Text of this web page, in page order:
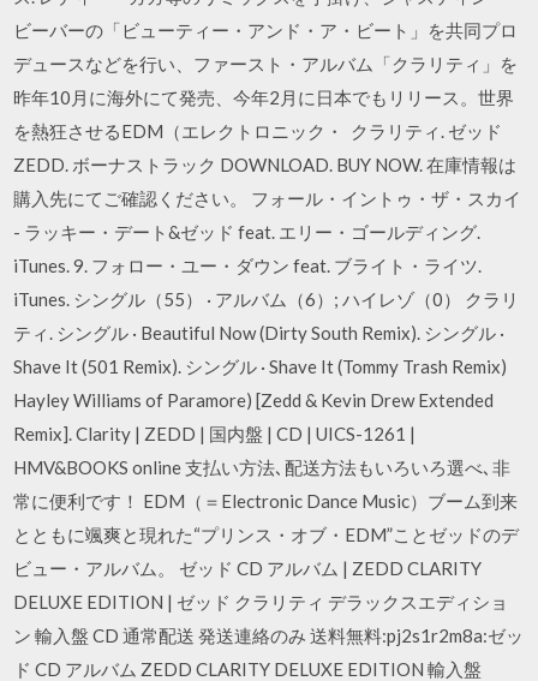
ビーバーの「ビューティー・アンド・ア・ビート」を共同プロ
デュースなどを行い、ファースト・アルバム「クラリティ」を
昨年10月に海外にて発売、今年2月に日本でもリリース。世界
を熱狂させるEDM（エレクトロニック・ クラリティ. ゼッド
ZEDD. ボーナストラック DOWNLOAD. BUY NOW. 在庫情報は
購入先にてご確認ください。 フォール・イントゥ・ザ・スカイ
- ラッキー・デート&ゼッド feat. エリー・ゴールディング.
iTunes. 9. フォロー・ユー・ダウン feat. ブライト・ライツ.
iTunes. シングル（55） · アルバム（6）; ハイレゾ（0） クラリ
ティ. シングル · Beautiful Now (Dirty South Remix). シングル ·
Shave It (501 Remix). シングル · Shave It (Tommy Trash Remix)
Hayley Williams of Paramore) [Zedd & Kevin Drew Extended
Remix]. Clarity | ZEDD | 国内盤 | CD | UICS-1261 |
HMV&BOOKS online 支払い方法､配送方法もいろいろ選べ､非
常に便利です！ EDM（＝Electronic Dance Music）ブーム到来
とともに颯爽と現れた“プリンス・オブ・EDM”ことゼッドのデ
ビュー・アルバム。 ゼッド CD アルバム | ZEDD CLARITY
DELUXE EDITION | ゼッド クラリティ デラックスエディショ
ン 輸入盤 CD 通常配送 発送連絡のみ 送料無料:pj2s1r2m8a:ゼッ
ド CD アルバム ZEDD CLARITY DELUXE EDITION 輸入盤